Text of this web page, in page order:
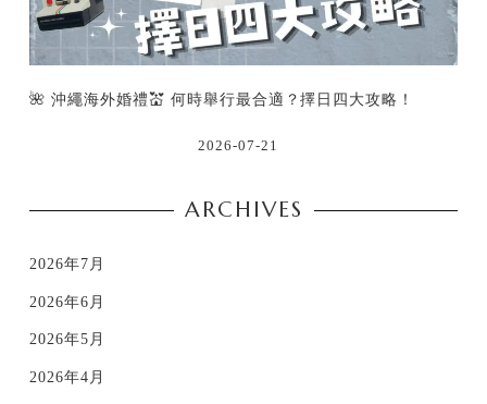
🌺 沖繩海外婚禮💒 何時舉行最合適？擇日四大攻略！
2026-07-21
ARCHIVES
2026年7月
2026年6月
2026年5月
2026年4月